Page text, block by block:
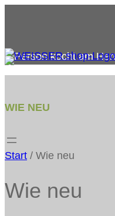
springen
WIE NEU
Start / Wie neu
Wie neu